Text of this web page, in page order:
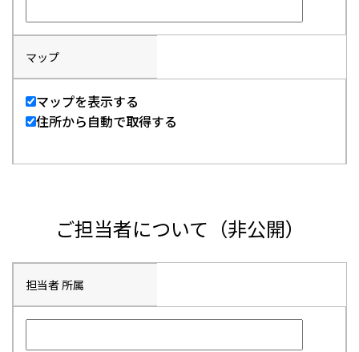
マップ
マップを表示する
住所から自動で取得する
ご担当者について（非公開）
担当者 所属